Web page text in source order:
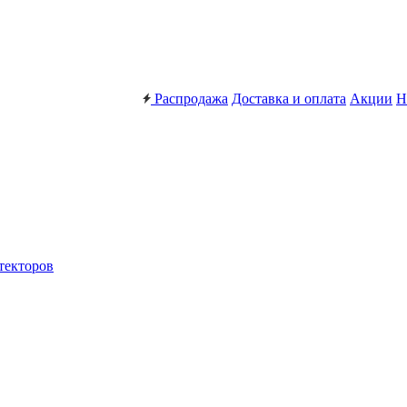
Распродажа Доставка и оплата Акции